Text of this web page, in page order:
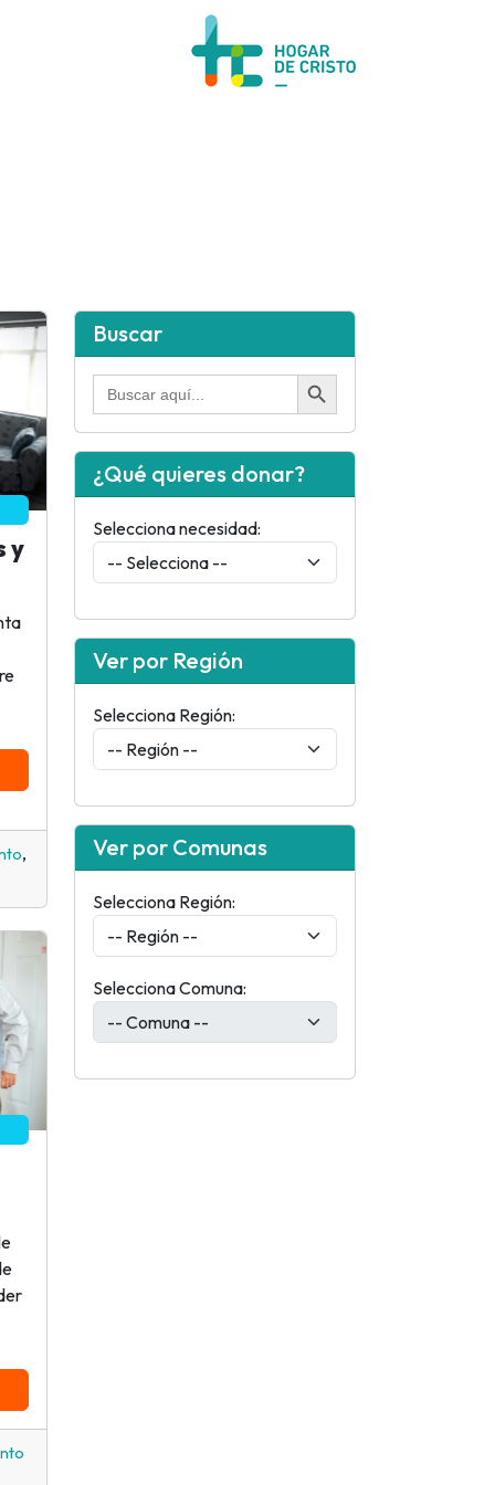
y
,
Buscar
Buscar: Botón de búsqueda
¿Qué quieres donar?
Selecciona necesidad:
Ver por Región
Selecciona Región:
Ver por Comunas
Selecciona Región:
Selecciona Comuna: